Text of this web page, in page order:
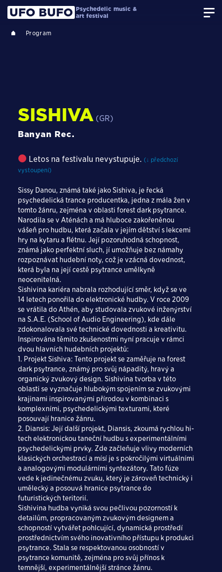
UFO BUFO Psychedelic music &
art festival
Program
SISHIVA (GR)
Banyan Rec.
Letos na festivalu nevystupuje. (↓ předchozí
vystoupení)
Sissy Danou, známá také jako Sishiva, je řecká
psychedelická trance producentka, jedna z mála žen v
tomto žánru, zejména v oblasti forest dark psytrance.
Narodila se v Aténách a má hluboce zakořeněnou
vášeň pro hudbu, která začala v jejím dětství s lekcemi
hry na kytaru a flétnu. Její pozoruhodná schopnost,
známá jako perfektní sluch, jí umožňuje bez námahy
rozpoznávat hudební noty, což je vzácná dovednost,
která byla na její cestě psytrance umělkyně
neocenitelná.
Sishivina kariéra nabrala rozhodující směr, když se ve
14 letech ponořila do elektronické hudby. V roce 2009
se vrátila do Athén, aby studovala zvukové inženýrství
na S.A.E. (School of Audio Engineering), kde dále
zdokonalovala své technické dovednosti a kreativitu.
Inspirována těmito zkušenostmi nyní pracuje v rámci
dvou hlavních hudebních projektů:
1. Projekt Sishiva: Tento projekt se zaměřuje na forest
dark psytrance, známý pro svůj nápaditý, hravý a
organický zvukový design. Sishivina tvorba v této
oblasti se vyznačuje hlubokým spojením se zvukovými
krajinami inspirovanými přírodou v kombinaci s
komplexními, psychedelickými texturami, které
posouvají hranice žánru.
2. Diansis: Její další projekt, Diansis, zkoumá rychlou hi-
tech elektronickou taneční hudbu s experimentálními
psychedelickými prvky. Zde začleňuje vlivy moderních
klasických orchestrací a mísí je s pokročilými virtuálními
a analogovými modulárními syntezátory. Tato fúze
vede k jedinečnému zvuku, který je zároveň technický i
umělecký a posouvá hranice psytrance do
futuristických teritorií.
Sishivina hudba vyniká svou pečlivou pozorností k
detailům, propracovaným zvukovým designem a
schopností vytvářet pohlcující, dynamická prostředí
prostřednictvím svého inovativního přístupu k produkci
psytrance. Stala se respektovanou osobností v
psytrance komunitě, zejména pro svůj přínos k
temnější, experimentálnější stránce žánru.